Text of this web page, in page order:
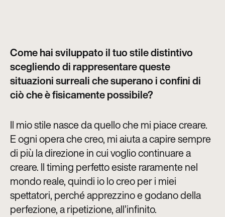
Come hai sviluppato il tuo stile distintivo
scegliendo di rappresentare queste
situazioni surreali che superano i confini di
ciò che è fisicamente possibile?
Il mio stile nasce da quello che mi piace creare.
E ogni opera che creo, mi aiuta a capire sempre
di più la direzione in cui voglio continuare a
creare. Il timing perfetto esiste raramente nel
mondo reale, quindi io lo creo per i miei
spettatori, perché apprezzino e godano della
perfezione, a ripetizione, all’infinito.